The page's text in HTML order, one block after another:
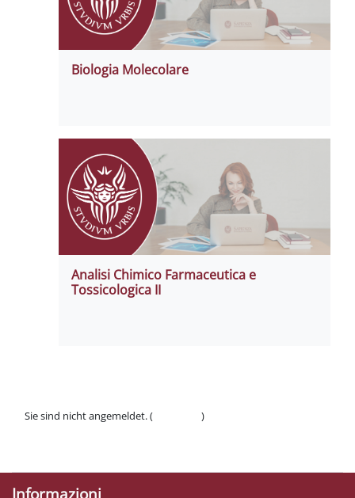
Biologia Molecolare
Analisi Chimico Farmaceutica e
Tossicologica II
Sie sind nicht angemeldet. (
)